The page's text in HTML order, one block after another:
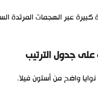
كبيرة عبر الهجمات المرتدة
على جدول الترتيب
واضح من أستون فيلا.